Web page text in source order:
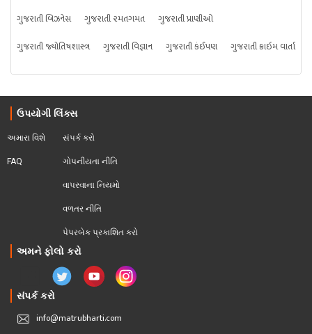
ગુજરાતી બિઝનેસ
ગુજરાતી રમતગમત
ગુજરાતી પ્રાણીઓ
ગુજરાતી જ્યોતિષશાસ્ત્ર
ગુજરાતી વિજ્ઞાન ગુજરાતી કંઈપણ ગુજરાતી ક્રાઇમ વાર્તા
ઉપયોગી લિંક્સ
અમારા વિશે
FAQ
સંપર્ક કરો
ગોપનીયતા નીતિ
વાપરવાના નિયમો
વળતર નીતિ
પેપરબેક પ્રકાશિત કરો
અમને ફોલો કરો
સંપર્ક કરો
info@matrubharti.com